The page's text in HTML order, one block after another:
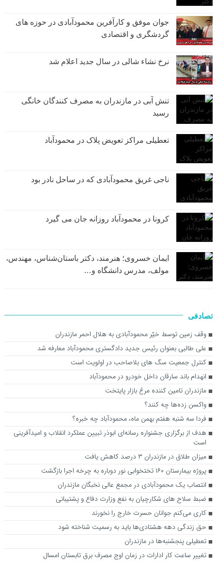
جوان موفق و کارآفرین محمودآبادی در حوزه های
گردشگری و اقتصادی
نرخ نشاء شالی در سال جدید اعلام شد
تنش آبی در مازندران به مصرف كنندگان خانگی
رسيد
تعطیلی مراکز تعویض پلاک در محمودآباد
ناجی غریق محمودآبادی که در ساحل نادر بود
کرونا در محمودآباد روزانه جان می گیرد
ایمان خسروی؛ هنرمند، دکتر باستان‌شناس، مهندس،
مولف، مدرس دانشگاه و…
تصادفی
وقف زمین توسط خیّر محمودآبادی به هلال‌ احمر مازندران
علی طالبی بعنوان رئیس جدید دادگستری محمودآباد معارفه شد
کنترل جمعیت سگ های بلاصاحب در اولویت است
انهدام باند سارقان داخل خودرو ‏در محمودآباد
مازندران تامین کننده مرغ بازار پایتخت
واکسن زده‌ها چه کنند؟
فردا سه شنبه هفتم بهمن ماه، محمودآباد چه خبره؟
هدف از برگزاری جشنواره رسانه‌ای ابوذر تبیین عملکرد انقلاب و امیدآفرینی
است
میزان طلاق در مازندران ۳ درصد کاهش یافت
پروژه بیمارستان ۱۶۰ تختخوابی نور دوباره به چرخه اجرا بازگشت
انتصاب یک محمودآبادی در مجمع عالی نخبگان مازندران
ضبط سلاح های شکارچیان به نفع وزارت دفاع و پشتیبانی
کاری می‌کنم جوانان حسرت خارج را نخورند
حق زندگی دهه هشتادی‌ها باید به رسمیت شناخته شود
تعطیلی پنجشنبه‌ها در مازندران
تغییر ساعت کار ادارات در زمان اوج مصرف برق تابستان امسال